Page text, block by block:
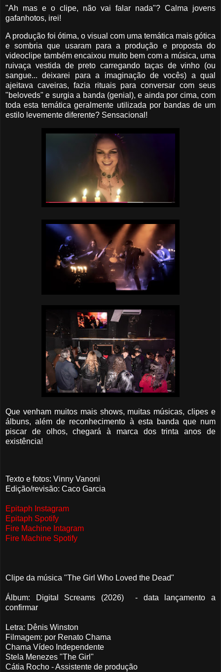
"Ah mas e o clipe, não vai falar nada"? Calma jovens
gafanhotos, irei!
A produção foi ótima, o visual com uma temática mais gótica
e sombria que usaram para a produção e proposta do
videoclipe também encaixou muito bem com a música, uma
ruivaça vestida de preto carregando taças de vinho (ou
sangue... deixarei para a imaginação de vocês) a qual
ajeitava caveiras, fazia rituais para conversar com seus
"beloveds" e surgia a banda (genial), e ainda por cima, com
toda esta temática geralmente utilizada por bandas de um
estilo levemente diferente? Sensacional!
Que venham muitos mais shows, muitas músicas, clipes e
álbuns, além de reconhecimento à esta banda que num
piscar de olhos, chegará à marca dos trinta anos de
existência!
Texto e fotos: Vinny Vanoni
Edição/revisão: Caco Garcia
Epitaph Instagram
Epitaph Spotify
Fire Machine Intagram
Fire Machine Spotify
Clipe da música "The Girl Who Loved the Dead"
Álbum: Digital Screams (2026) - data lançamento a
confirmar
Letra: Dênis Winston
Filmagem: por Renato Chama
Chama Vídeo Independente
Stela Menezes "The Girl"
Cátia Rocho - Assistente de produção